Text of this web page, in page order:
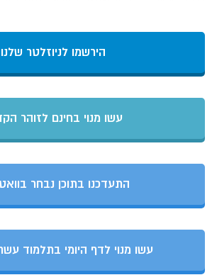
הירשמו לניוזלטר שלנו
עשו מנוי בחינם לזוהר
התעדכנו בתוכן נבחר
עשו מנוי לדף היומי בתלמוד